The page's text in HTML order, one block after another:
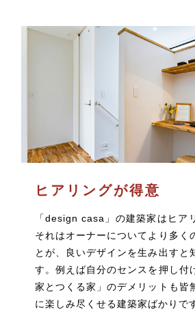
ヒアリングが得意
「design casa」の建築家はヒア
それはオーナーについてより多く
とが、良いデザインを生み出すと
す。例えば自分のセンスを押し付
家とつくる家」のデメリットも皆
に楽しみ尽くせる建築家ばかりで